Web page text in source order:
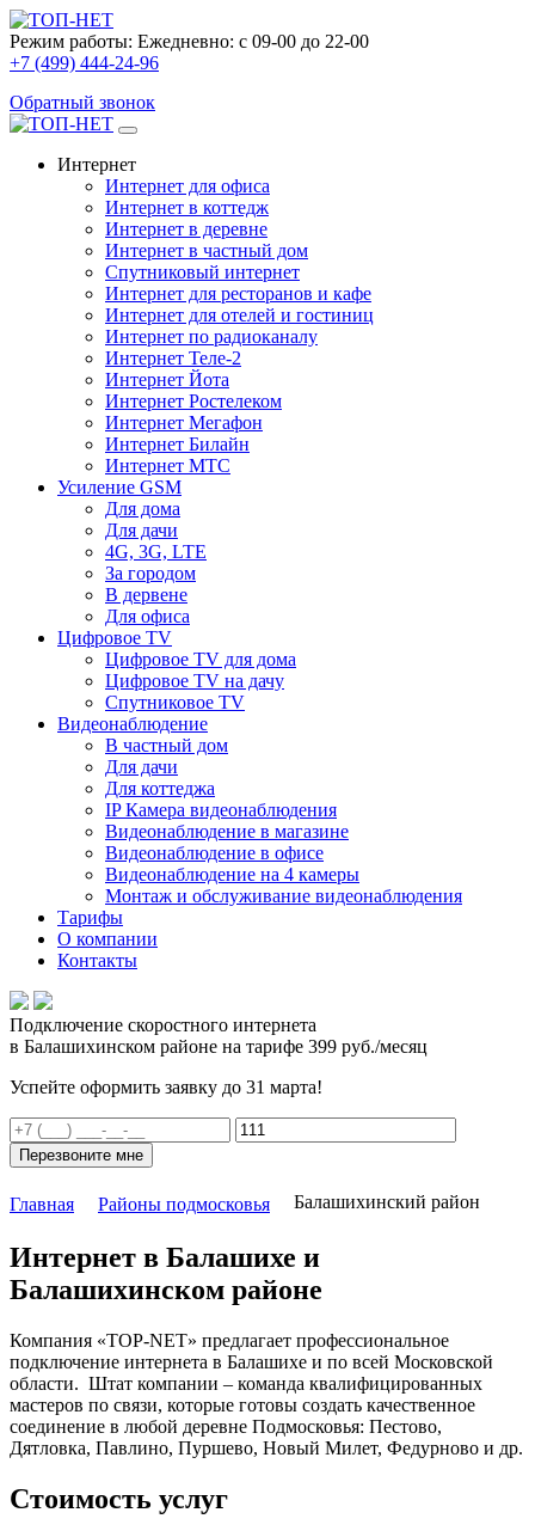
Режим работы: Ежедневно: с 09-00 до 22-00
+7 (499) 444-24-96
Обратный звонок
Интернет
Интернет для офиса
Интернет в коттедж
Интернет в деревне
Интернет в частный дом
Спутниковый интернет
Интернет для ресторанов и кафе
Интернет для отелей и гостиниц
Интернет по радиоканалу
Интернет Теле-2
Интернет Йота
Интернет Ростелеком
Интернет Мегафон
Интернет Билайн
Интернет МТС
Усиление GSM
Для дома
Для дачи
4G, 3G, LTE
За городом
В дервене
Для офиса
Цифровое TV
Цифровое TV для дома
Цифровое TV на дачу
Спутниковое TV
Видеонаблюдение
В частный дом
Для дачи
Для коттеджа
IP Камера видеонаблюдения
Видеонаблюдение в магазине
Видеонаблюдение в офисе
Видеонаблюдение на 4 камеры
Монтаж и обслуживание видеонаблюдения
Тарифы
О компании
Контакты
Подключение скоростного интернета
в Балашихинском районе на тарифе 399 руб./месяц
Успейте оформить заявку до 31 марта!
Перезвоните мне
Главная Районы подмосковья Балашихинский район
Интернет в Балашихе и
Балашихинском районе
Компания «TOP-NET» предлагает профессиональное
подключение интернета в Балашихе и по всей Московской
области. Штат компании – команда квалифицированных
мастеров по связи, которые готовы создать качественное
соединение в любой деревне Подмосковья: Пестово,
Дятловка, Павлино, Пуршево, Новый Милет, Федурново и др.
Стоимость услуг